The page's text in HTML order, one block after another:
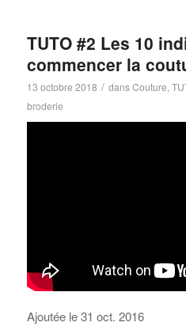
TUTO #2 Les 10
commencer la
13 octobre 2018 / dansCouture,
broderie
Ajoutée le 31 oct. 2016